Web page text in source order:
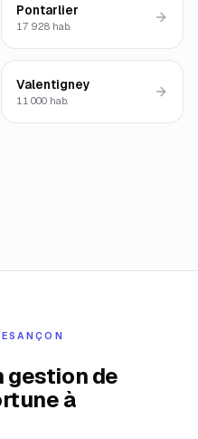
Pontarlier
17 928 hab.
Valentigney
11 000 hab.
gestion de
à